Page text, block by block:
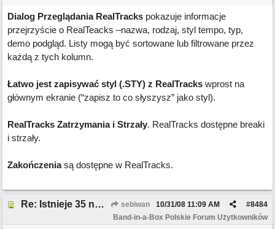
Dialog Przeglądania RealTracks pokazuje informacje
przejrzyście o RealTeacks –nazwa, rodzaj, styl tempo, typ,
demo podgląd. Listy mogą być sortowane lub filtrowane przez
każdą z tych kolumn.
Łatwo jest zapisywać styl (.STY) z RealTracks wprost na
głównym ekranie (“zapisz to co słyszysz” jako styl).
RealTracks Zatrzymania i Strzały. RealTracks dostępne breaki
i strzały.
Zakończeniasą dostępne w RealTracks.
Re: Istnieje 35 nowych funkcji w BB 2008.5 sebiwan #8484
10/31/08 11:09 AM
Band-in-a-Box Polskie Forum Użytkowników